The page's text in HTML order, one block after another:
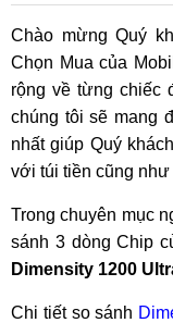
Chào mừng Quý
Chọn Mua của
rộng về từng chiếc
chúng tôi sẽ mang
nhất giúp Quý
với túi tiền cũng
Trong chuyên mục
sánh 3 dòng Chip
Dimensity 1200
Chi tiết so sánh